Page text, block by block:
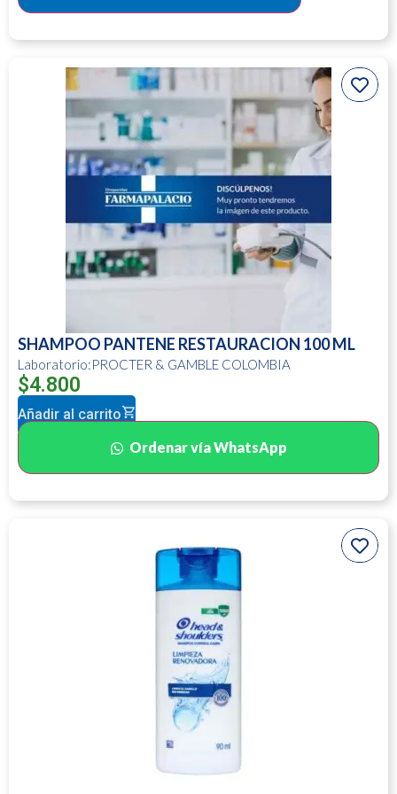
SHAMPOO PANTENE RESTAURACION 100 ML
Laboratorio:PROCTER & GAMBLE COLOMBIA
$4.800
Añadir al carrito
Ordenar vía WhatsApp